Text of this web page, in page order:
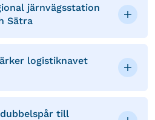
järnvägsstation
Sätra
logistiknavet
till